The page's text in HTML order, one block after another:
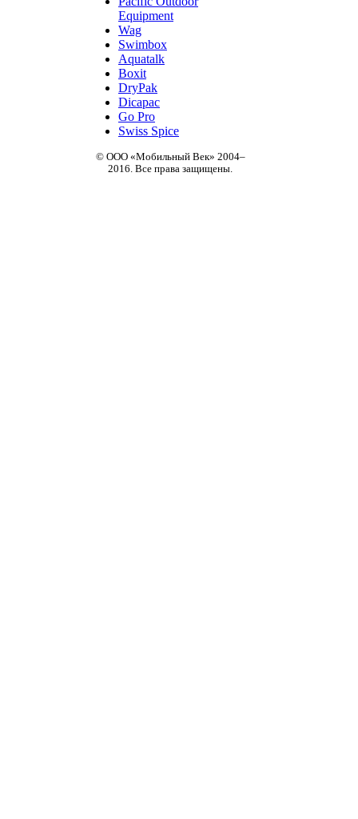
Equipment
Wag
Swimbox
Aquatalk
Boxit
DryPak
Dicapac
Go Pro
Swiss Spice
© ООО «Мобильный Век» 2004–
2016. Все права защищены.